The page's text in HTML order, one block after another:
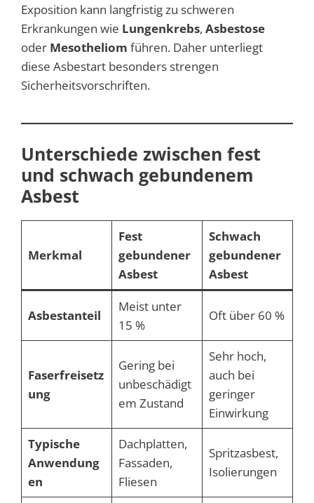
Exposition kann langfristig zu schweren
Erkrankungen wie Lungenkrebs, Asbestose
oder Mesotheliom führen. Daher unterliegt
diese Asbestart besonders strengen
Sicherheitsvorschriften.
Unterschiede zwischen fest
und schwach gebundenem
Asbest
Merkmal
Fest
gebundener
Asbest
Schwach
gebundener
Asbest
Asbestanteil
Meist unter
15 %
Oft über 60 %
Faserfreisetz
ung
Gering bei
unbeschädigt
em Zustand
Sehr hoch,
auch bei
geringer
Einwirkung
Typische
Anwendung
en
Dachplatten,
Fassaden,
Fliesen
Spritzasbest,
Isolierungen